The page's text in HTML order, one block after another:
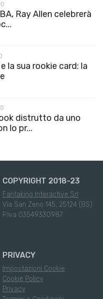
Ray Allen celebrerà
la sua rookie card: la
distrutto da uno
lo pr...
COPYRIGHT 2018-23
Fantaking Interactive Srl
Via San Zeno 145, 25124 (BS)
P.Iva 03549330987
PRIVACY
Impostazioni Cookie
Cookie Policy
Privacy